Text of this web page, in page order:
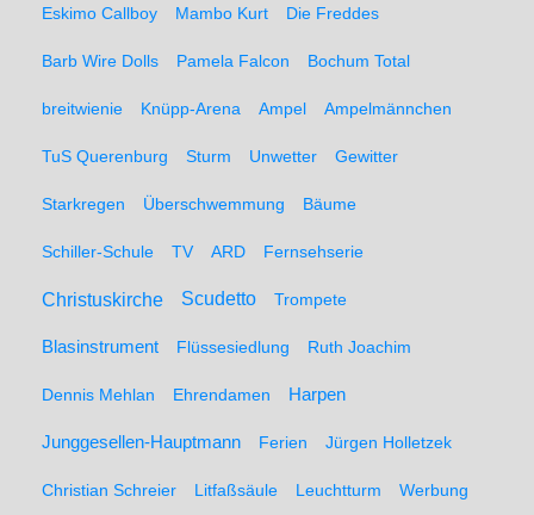
Eskimo Callboy Mambo Kurt Die Freddes
Barb Wire Dolls Pamela Falcon Bochum Total
breitwienie Knüpp-Arena Ampel Ampelmännchen
TuS Querenburg Sturm Unwetter Gewitter
Starkregen Überschwemmung Bäume
Schiller-Schule TV ARD Fernsehserie
Christuskirche Scudetto Trompete
Blasinstrument Flüssesiedlung Ruth Joachim
Dennis Mehlan Ehrendamen Harpen
Junggesellen-Hauptmann Ferien Jürgen Holletzek
Christian Schreier Litfaßsäule Leuchtturm Werbung